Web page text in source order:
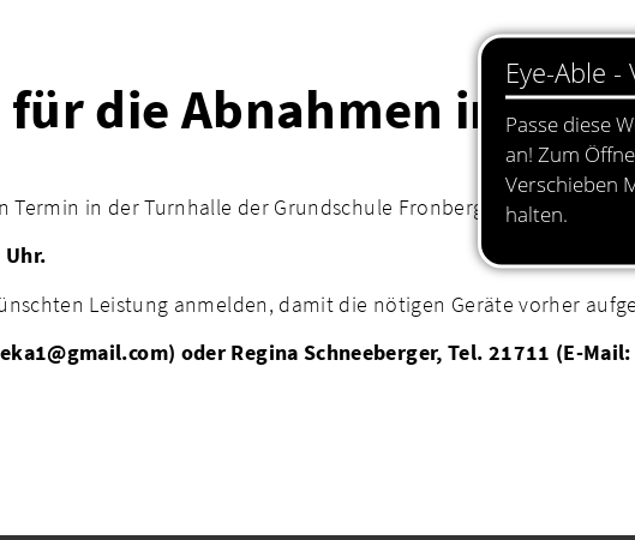
die Abnahmen im
in der Turnhalle der Grundschule Fronberg, St.-Andreas-
Leistung anmelden, damit die nötigen Geräte vorher
oder Regina Schneeberger, Tel. 21711 (E-